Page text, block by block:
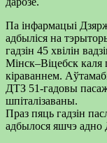
Па інфармацыі
адбыліся на
гадзін 45 хвілін
Мінск–Віцебск каля
кіраваннем.
ДТЗ 51-гадовы
шпіталізаваны.
Праз пяць гадзін
адбылося яшчэ адно